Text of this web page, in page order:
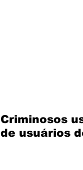
Criminosos
de usuários